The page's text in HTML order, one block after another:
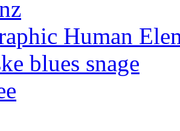
Human
blues snage